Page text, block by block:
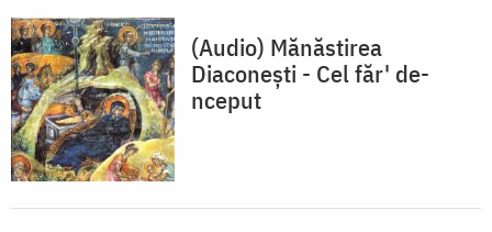
(Audio) Mănăstirea
Diaconești - Cel făr' de-
nceput